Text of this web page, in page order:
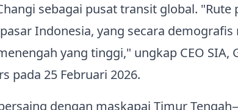
sebagai pusat transit global. "Rute
Indonesia, yang secara
yang tinggi," ungkap CEO SIA,
pada 25 Februari 2026.
dengan maskapai Timur